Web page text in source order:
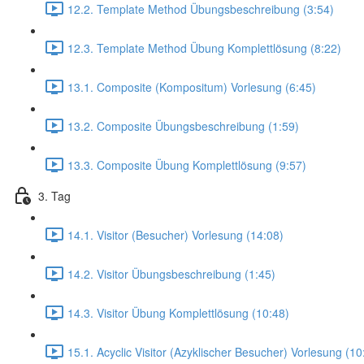
12.2. Template Method Übungsbeschreibung (3:54)
12.3. Template Method Übung Komplettlösung (8:22)
13.1. Composite (Kompositum) Vorlesung (6:45)
13.2. Composite Übungsbeschreibung (1:59)
13.3. Composite Übung Komplettlösung (9:57)
3. Tag
14.1. Visitor (Besucher) Vorlesung (14:08)
14.2. Visitor Übungsbeschreibung (1:45)
14.3. Visitor Übung Komplettlösung (10:48)
15.1. Acyclic Visitor (Azyklischer Besucher) Vorlesung